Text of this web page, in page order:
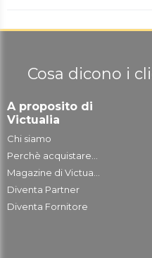
Cosa dicono i
A proposito di
Victualia
Chi siamo
Perchè acquistare...
Magazine di Victua...
Diventa Partner
Diventa Fornitore